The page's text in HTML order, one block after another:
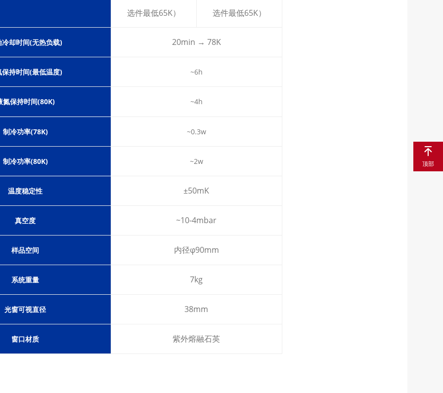
选件最低65K）
选件最低65K）
冷却时间(无热负载) 20min → 78K
保持时间(最低温度) ~6h
氮保持时间(80K) ~4h
制冷功率(78K) ~0.3w
制冷功率(80K) ~2w
温度稳定性 ±50mK
真空度 ~10-4mbar
样品空间 内径φ90mm
系统重量 7kg
光窗可视直径 38mm
窗口材质 紫外熔融石英
顶部